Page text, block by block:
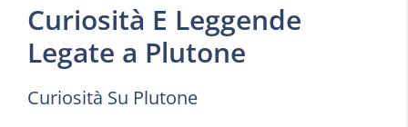
Curiosità E Leggende
Legate a Plutone
Curiosità Su Plutone